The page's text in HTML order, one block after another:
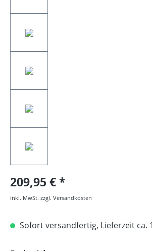
209,95 €
inkl. MwSt. zzgl. Versandkosten
Sofort versandfertig, Lieferzeit ca.